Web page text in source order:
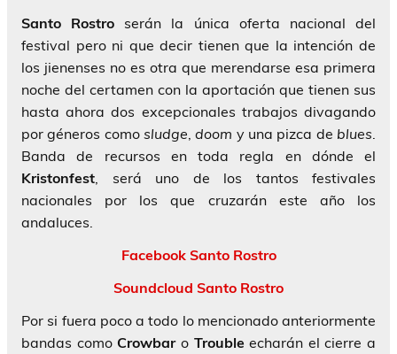
Santo Rostro serán la única oferta nacional del
festival pero ni que decir tienen que la intención de
los jienenses no es otra que merendarse esa primera
noche del certamen con la aportación que tienen sus
hasta ahora dos excepcionales trabajos divagando
por géneros como sludge ,doom y una pizca de blues
Banda de recursos en toda regla en dónde el
Kristonfest , será uno de los tantos festivales
nacionales por los que cruzarán este año los
andaluces.
Facebook Santo Rostro
Soundcloud Santo Rostro
Por si fuera poco a todo lo mencionado anteriormente
bandas comoCrowbaro Trouble echarán el cierre a